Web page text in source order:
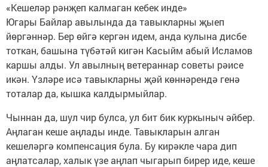
«Кешеләр рәнҗеп калмаган кебек инде»
Югары Байлар авылында да тавыкларны җыеп
йөргәннәр. Бер өйгә кергән идем, анда кулына дисбе
тоткан, башына түбәтәй кигән Касыйм абый Исламов
каршы алды. Ул авылның ветераннар советы рәисе
икән. Үзләре исә тавыкларны җәй көннәрендә генә
тоталар да, кышка калдырмыйлар.
Чыннан да, шул чир булса, ул бит бик куркыныч әйбер.
Аңлаган кеше аңлады инде. Тавыкларын алган
кешеләргә компенсация була. Бу кирәкле чара дип
аңлатсалар, халык үзе аңлап чыгарып бирер иде, кеше